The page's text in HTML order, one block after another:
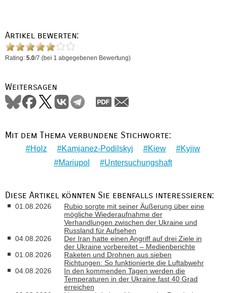
Artikel bewerten:
Rating: 5.0/7 (bei 1 abgegebenen Bewertung)
Weitersagen
Mit dem Thema verbundene Stichworte:
Holz Kamjanez-Podilskyj Kiew
Kyjiw
Mariupol
Untersuchungshaft
Diese Artikel könnten Sie ebenfalls interessieren:
01.08.2026
Rubio sorgte mit seiner Äußerung über eine
mögliche Wiederaufnahme der
Verhandlungen zwischen der Ukraine und
Russland für Aufsehen
04.08.2026
Der Iran hatte einen Angriff auf drei Ziele in
der Ukraine vorbereitet – Medienberichte
01.08.2026
Raketen und Drohnen aus sieben
Richtungen: So funktionierte die Luftabwehr
04.08.2026
In den kommenden Tagen werden die
Temperaturen in der Ukraine fast 40 Grad
erreichen